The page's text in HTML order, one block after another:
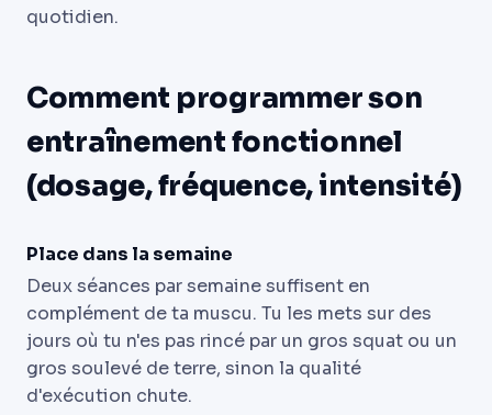
quotidien.
Comment programmer son
entraînement fonctionnel
(dosage, fréquence, intensité)
Place dans la semaine
Deux séances par semaine suffisent en
complément de ta muscu. Tu les mets sur des
jours où tu n'es pas rincé par un gros squat ou un
gros soulevé de terre, sinon la qualité
d'exécution chute.